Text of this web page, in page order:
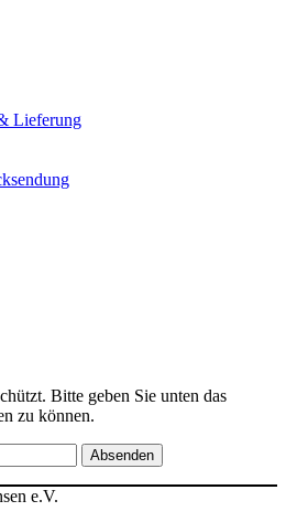
Lieferung
Bitte geben Sie unten das
zu können.